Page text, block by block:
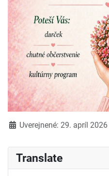
Translate
DetailyUverejnené: 29. apríl 2026